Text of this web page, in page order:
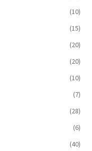
(10)
(15)
(20)
(20)
(10)
(7)
(28)
(6)
(40)